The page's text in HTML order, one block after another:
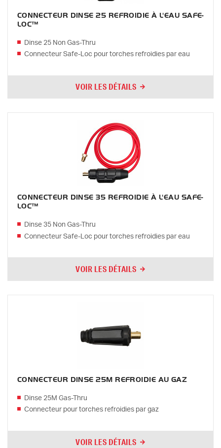
CONNECTEUR DINSE 25 REFROIDIE À L'EAU SAFE-
LOC™
Dinse 25 Non Gas-Thru
Connecteur Safe-Loc pour torches refroidies par eau
VOIR LES DÉTAILS
CONNECTEUR DINSE 35 REFROIDIE À L'EAU SAFE-
LOC™
Dinse 35 Non Gas-Thru
Connecteur Safe-Loc pour torches refroidies par eau
VOIR LES DÉTAILS
CONNECTEUR DINSE 25M REFROIDIE AU GAZ
Dinse 25M Gas-Thru
Connecteur pour torches refroidies par gaz
VOIR LES DÉTAILS